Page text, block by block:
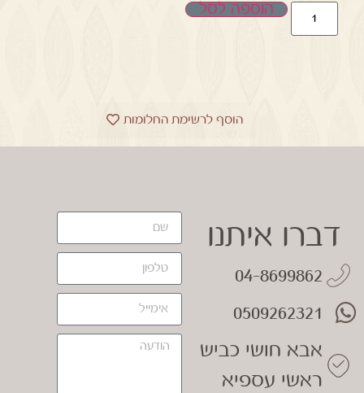
הוספה לסל
הוסף לרשימת החלומות
דברו איתנו
04-8699862
0509262321
אבא חושי כביש
ראשי עספיא